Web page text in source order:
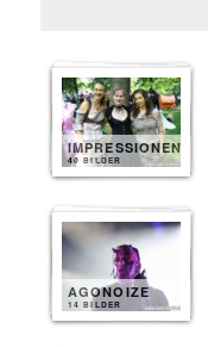
IMPRESSIONEN
40 BILDER
AGONOIZE
14 BILDER